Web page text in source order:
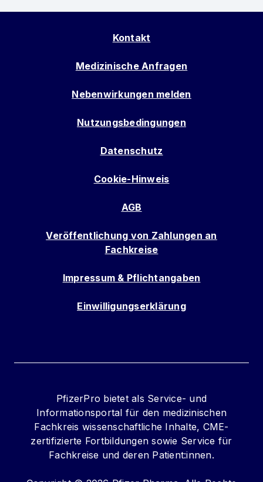
Kontakt
Medizinische Anfragen
Nebenwirkungen melden
Nutzungsbedingungen
Datenschutz
Cookie-Hinweis
AGB
Veröffentlichung von Zahlungen an
Fachkreise
Impressum & Pflichtangaben
Einwilligungserklärung
PfizerPro bietet als Service- und
Informationsportal für den medizinischen
Fachkreis wissenschaftliche Inhalte, CME-
zertifizierte Fortbildungen sowie Service für
Fachkreise und deren Patient:innen.